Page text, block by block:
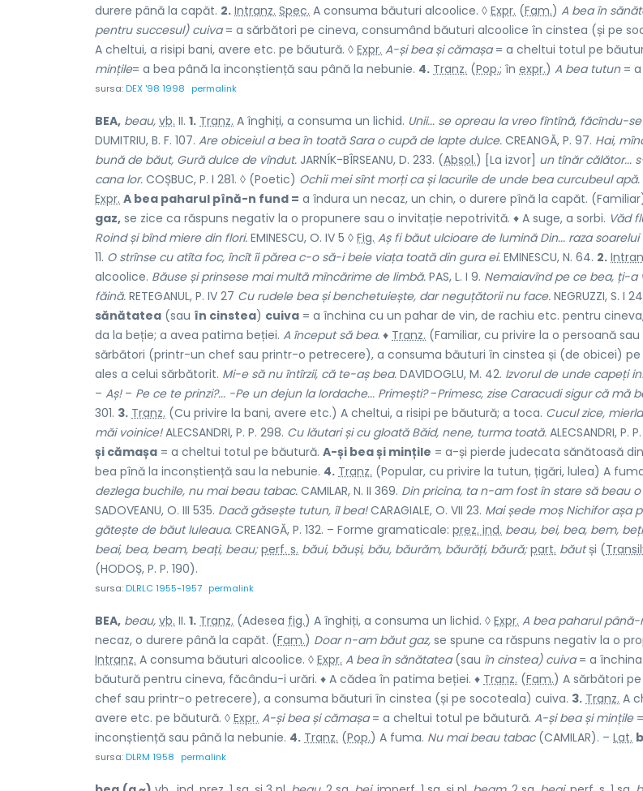
durere până la capăt. 2. Intranz. Spec. A consuma băuturi alcoolice. ◊ Expr. (Fam.) A bea în
pentru succesul) cuiva= a sărbători pe cineva, consumând băuturi alcoolice în cinstea (și pe
A cheltui, a risipi bani, avere etc. pe băutură. ◊ Expr. A-și bea și cămașa= a cheltui totul pe
mințile= a bea până la inconștiență sau până la nebunie. 4. Tranz. (Pop.; în expr.) A bea tutun= a
sursa:DEX '98 1998 permalink
BEA, beau, vb. II. 1. Tranz. A înghiți, a consuma un lichid. Unii... se opreau la vreo fîntînă, făcîndu-
DUMITRIU, B. F. 107. Are obiceiul a bea în toată Sara o cupă de lapte dulce. CREANGĂ, P. 97. Hai,
bună de băut, Gură dulce de vîndut. JARNÍK-BÎRSEANU, D. 233. (Absol.) [La izvor] un tînăr călător...
cana lor. COȘBUC, P. I 281. ◊ (Poetic) Ochii mei sînt morți ca și lacurile de unde bea curcubeul apă.
Expr. A bea paharul pînă-n fund = a îndura un necaz, un chin, o durere pînă la capăt.
gaz, se zice ca răspuns negativ la o propunere sau o invitație nepotrivită. ♦ A suge, a sorbi. Văd
Roind și bînd miere din flori. EMINESCU, O. IV 5 ◊ Fig. Aș fi băut ulcioare de lumină Din... raza soarelui
11. O strînse cu atîta foc, încît îi părea c-o să-i beie viața toată din gura ei. EMINESCU, N. 64. 2.
alcoolice. Băuse și prinsese mai multă mîncărime de limbă. PAS, L. I 9. Nemaiavînd pe ce bea, ți-a
făină. RETEGANUL, P. IV 27 Cu rudele bea și benchetuiește, dar neguțătorii nu face. NEGRUZZI, S. I
sănătatea (sau în cinstea) cuiva = a închina cu un pahar de vin, de rachiu etc. pentru
da la beție; a avea patima beției. A început să bea. ♦ Tranz. (Familiar, cu privire la o persoană
sărbători (printr-un chef sau printr-o petrecere), a consuma băuturi în cinstea și (de obicei)
ales a celui sărbătorit. Mi-e să nu întîrzii, că te-aș bea. DAVIDOGLU, M. 42. Izvorul de unde capeți
– Aș!– Pe ce te prinzi?... -Pe un dejun la Iordache... Primești?-Primesc, zise Caracudi sigur că mă
301. 3. Tranz. (Cu privire la bani, avere etc.) A cheltui, a risipi pe băutură; a toca. Cucul zice,
măi voinice!ALECSANDRI, P. P. 298. Cu lăutari și cu gloată Băid, nene, turma toată. ALECSANDRI, P.
și cămașa = a cheltui totul pe băutură. A-și bea și mințile = a-și pierde judecata sănătoasă
bea pînă la inconștiență sau la nebunie. 4. Tranz. (Popular, cu privire la tutun, țigări, lulea) A
dezlega buchile, nu mai beau tabac. CAMILAR, N. II 369. Din pricina, ta n-am fost în stare să beau
SADOVEANU, O. III 535. Dacă găsește tutun, îl bea!CARAGIALE, O. VII 23. Mai șede moș Nichifor așa
gătește de băut luleaua. CREANGĂ, P. 132. – Forme gramaticale: prez. ind. beau, bei, bea, bem,
beai, bea, beam, beați, beau; perf. s. băui, băuși, bău, băurăm, băurăți, băură; part. băutși (
(HODOȘ, P. P. 190).
sursa:DLRLC 1955-1957 permalink
BEA, beau, vb. II. 1. Tranz. (Adesea fig.) A înghiți, a consuma un lichid. ◊ Expr. A bea paharul
necaz, o durere până la capăt. (Fam.) Doar n-am băut gaz, se spune ca răspuns negativ la o
Intranz. A consuma băuturi alcoolice. ◊ Expr. A bea în sănătatea(sau în cinstea) cuiva= a
băutură pentru cineva, făcându-i urări. ♦ A cădea în patima beției. ♦ Tranz. (Fam.) A sărbători
chef sau printr-o petrecere), a consuma băuturi în cinstea (și pe socoteala) cuiva. 3. Tranz. A
avere etc. pe băutură. ◊ Expr. A-și bea și cămașa= a cheltui totul pe băutură. A-și bea și mințile
inconștiență sau până la nebunie. 4. Tranz. (Pop.) A fuma. Nu mai beau tabac(CAMILAR). – Lat.
sursa:DLRM 1958 permalink